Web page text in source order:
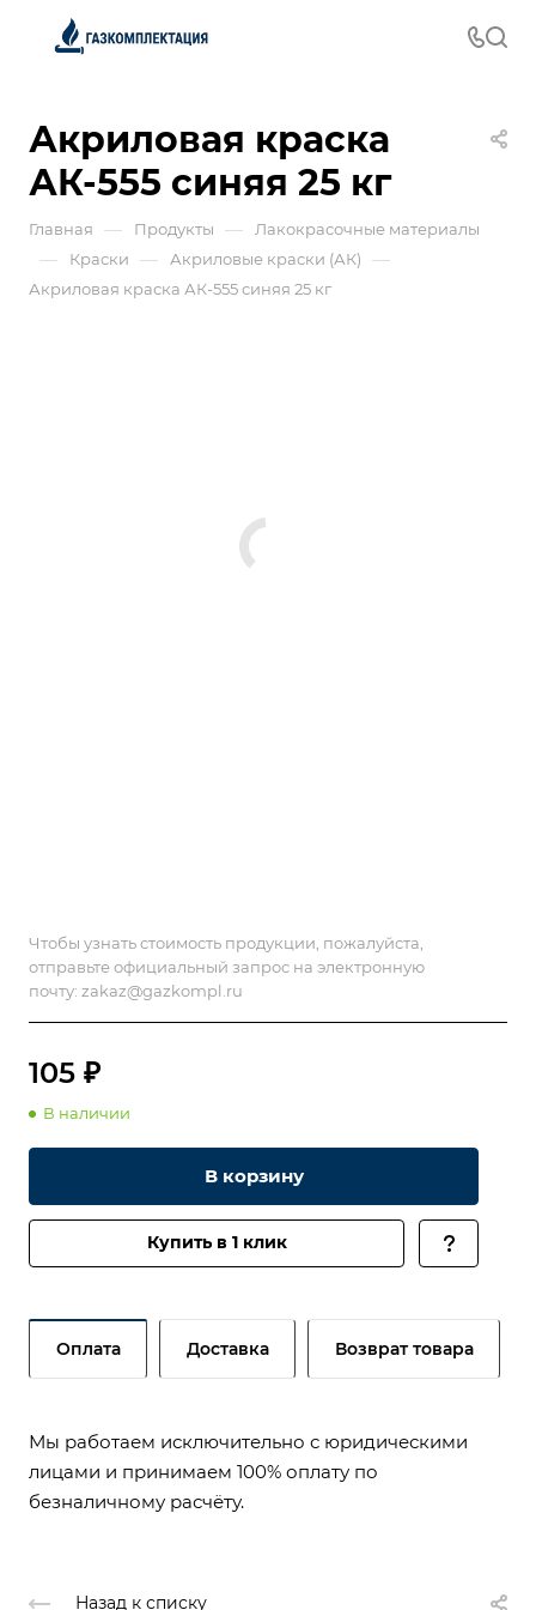
Акриловая краска
АК-555 синяя 25 кг
Главная — Продукты — Лакокрасочные материалы
— Краски — Акриловые краски (АК) —
Акриловая краска АК-555 синяя 25 кг
Чтобы узнать стоимость продукции, пожалуйста,
отправьте официальный запрос на электронную
почту: zakaz@gazkompl.ru
105 ₽
В наличии
В корзину
Купить в 1 клик
Оплата Доставка Возврат товара
Мы работаем исключительно с юридическими
лицами и принимаем 100% оплату по
безналичному расчёту.
Назад к списку